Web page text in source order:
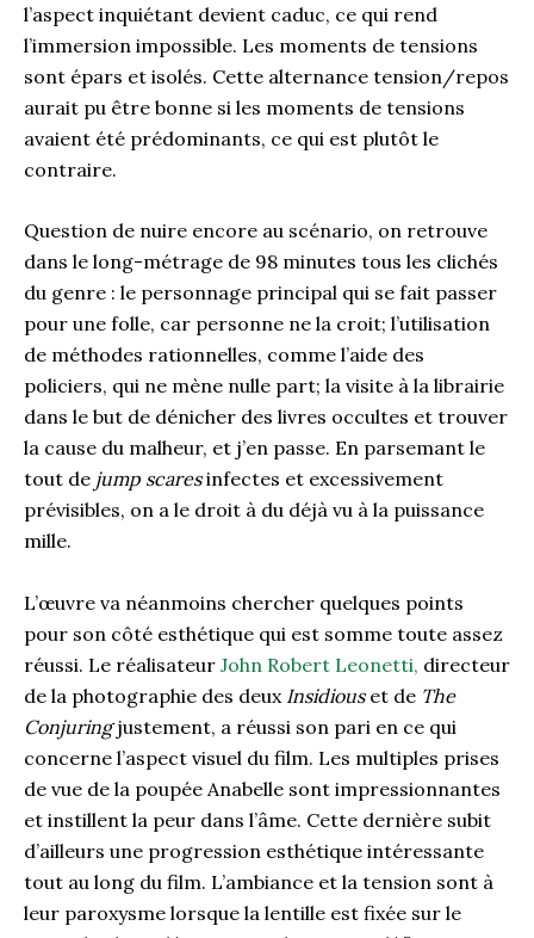
l’aspect inquiétant devient caduc, ce qui rend
l’immersion impossible. Les moments de tensions
sont épars et isolés. Cette alternance tension/repos
aurait pu être bonne si les moments de tensions
avaient été prédominants, ce qui est plutôt le
contraire.
Question de nuire encore au scénario, on retrouve
dans le long-métrage de 98 minutes tous les clichés
du genre : le personnage principal qui se fait passer
pour une folle, car personne ne la croit; l’utilisation
de méthodes rationnelles, comme l’aide des
policiers, qui ne mène nulle part; la visite à la librairie
dans le but de dénicher des livres occultes et trouver
la cause du malheur, et j’en passe. En parsemant le
tout de jump scaresinfectes et excessivement
prévisibles, on a le droit à du déjà vu à la puissance
mille.
L’œuvre va néanmoins chercher quelques points
pour son côté esthétique qui est somme toute assez
réussi. Le réalisateur John Robert Leonetti, directeur
de la photographie des deux Insidiouset de The
Conjuringjustement, a réussi son pari en ce qui
concerne l’aspect visuel du film. Les multiples prises
de vue de la poupée Anabelle sont impressionnantes
et instillent la peur dans l’âme. Cette dernière subit
d’ailleurs une progression esthétique intéressante
tout au long du film. L’ambiance et la tension sont à
leur paroxysme lorsque la lentille est fixée sur le